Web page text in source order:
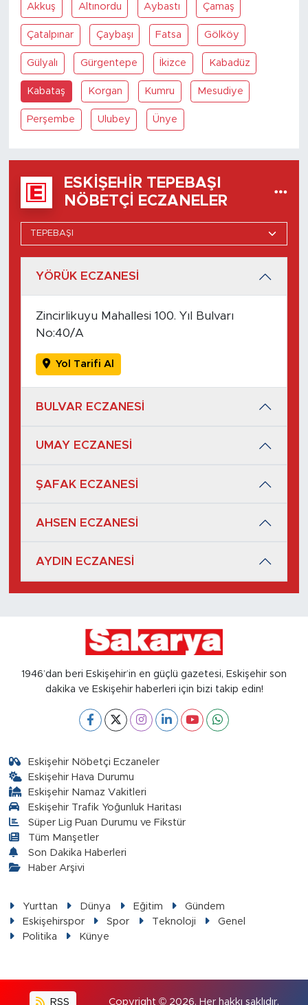
Akkuş Altınordu Aybastı Çamaş
Çatalpınar Çaybaşı Fatsa Gölköy
Gülyalı Gürgentepe İkizce Kabadüz
Kabataş Korgan Kumru Mesudiye
Perşembe Ulubey Ünye
ESKIŞEHIR TEPEBAŞI
NÖBETÇI ECZANELER
YÖRÜK ECZANESİ
Zincirlikuyu Mahallesi 100. Yıl Bulvarı
No:40/A
Yol Tarifi Al
BULVAR ECZANESİ
UMAY ECZANESİ
ŞAFAK ECZANESİ
AHSEN ECZANESİ
AYDIN ECZANESİ
1946’dan beri Eskişehir’in en güçlü gazetesi, Eskişehir son
dakika ve Eskişehir haberleri için bizi takip edin!
Eskişehir Nöbetçi Eczaneler
Eskişehir Hava Durumu
Eskişehir Namaz Vakitleri
Eskişehir Trafik Yoğunluk Haritası
Süper Lig Puan Durumu ve Fikstür
Tüm Manşetler
Son Dakika Haberleri
Haber Arşivi
Yurttan Dünya Eğitim
Gündem
Eskişehirspor
Spor Teknoloji
Genel
Politika
Künye
RSS Copyright © 2026. Her hakkı saklıdır.